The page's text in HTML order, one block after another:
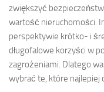
zwiększyć
wartość nieruchomości.
perspektywie krótko- i
długofalowe korzyści w
zagrożeniami. Dlatego
wybrać te, które najlepiej